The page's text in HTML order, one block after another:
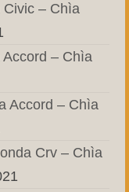
Civic – Chìa
– Chìa
Accord – Chìa
Crv – Chìa